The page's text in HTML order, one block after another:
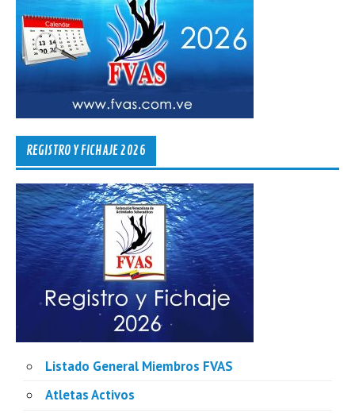
REGISTRO Y FICHAJE 2026
Listado General Miembros FVAS
Atletas Activos